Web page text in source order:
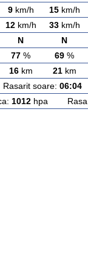
9km/h 15km/h
12km/h 33km/h
N N
77 % 69 %
16km 21km
soare: 06:04
1012hpa